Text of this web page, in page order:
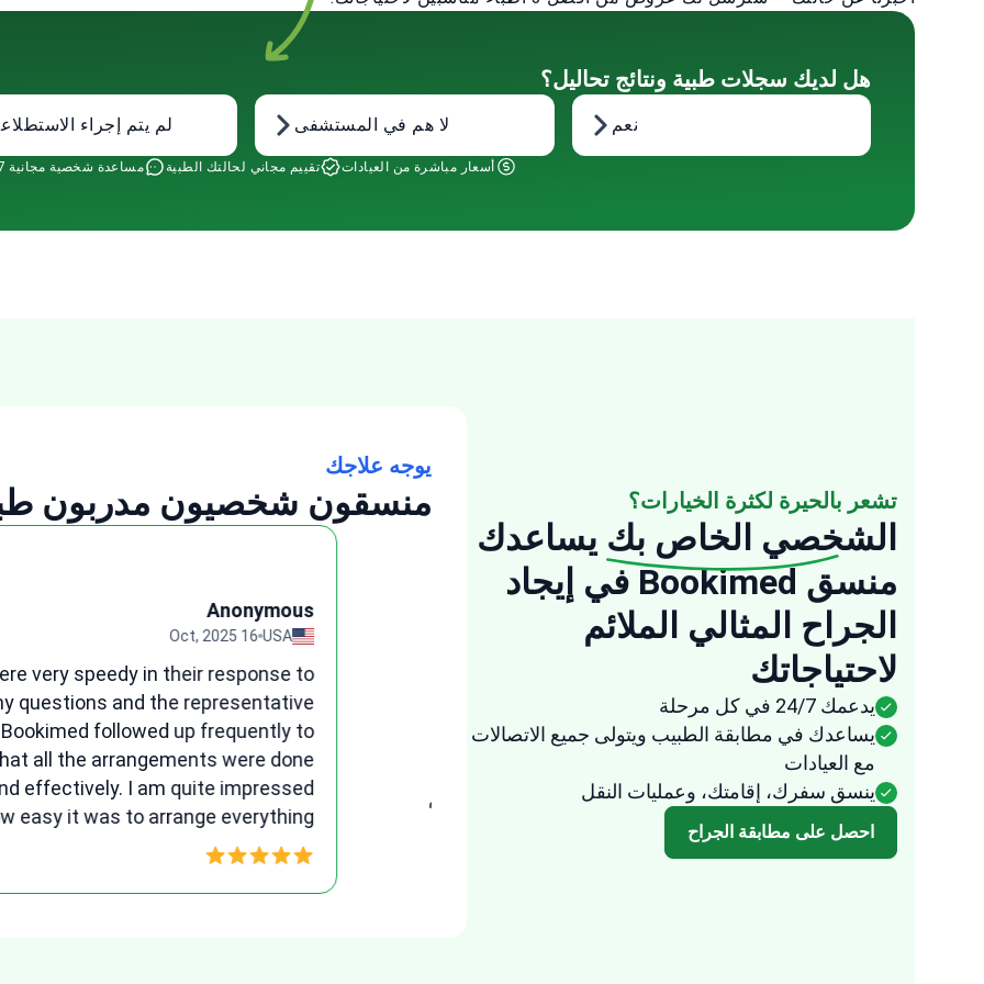
هل لديك سجلات طبية ونتائج تحاليل؟
نعم لا هم في المستشفى لم يتم إجراء
أسعار مباشرة من العيادات تقييم مجاني لحالتك الطبية مساعدة شخصية مجانية 24/7
تشعر بالحيرة لكثرة الخيارات؟
الشخصي الخاص بك يساعدك
منسق Bookimed في إيجاد
الجراح المثالي الملائم
لاحتياجاتك
يدعمك 24/7 في كل مرحلة
يساعدك في مطابقة الطبيب ويتولى جميع الاتصالات
مع العيادات
ينسق سفرك، إقامتك، وعمليات النقل
احصل على مطابقة الجراح
يوجه علاجك
منسقون شخصيون مدربون
Anonymous
USA
16 Oct, 2025
They were very speedy in their response to
any of my questions and the representative
from Bookimed followed up frequently to
ensure that all the arrangements were done
fast and effectively. I am quite impressed
with how easy it was to arrange everything
through them. It took the uncertainty and
Tetyana Hyrych
Senior Plastic Surgery Coordinator
رحلات المرضى التي تم
في Bookimed
my
her
very